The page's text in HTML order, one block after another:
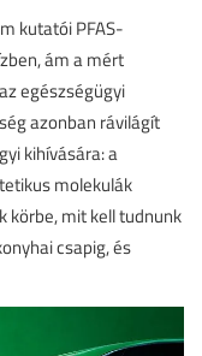
kutatói PFAS-
ám a mért
egészségügyi
azonban rávilágít
kihívására: a
molekulák
körbe, mit kell tudnunk
csapig, és